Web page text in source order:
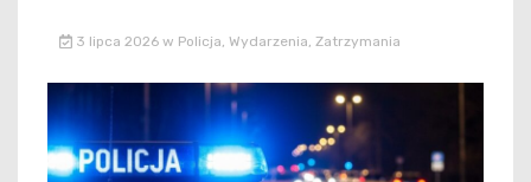
3 lipca 2026 w Policja, Wydarzenia, Zatrzymania